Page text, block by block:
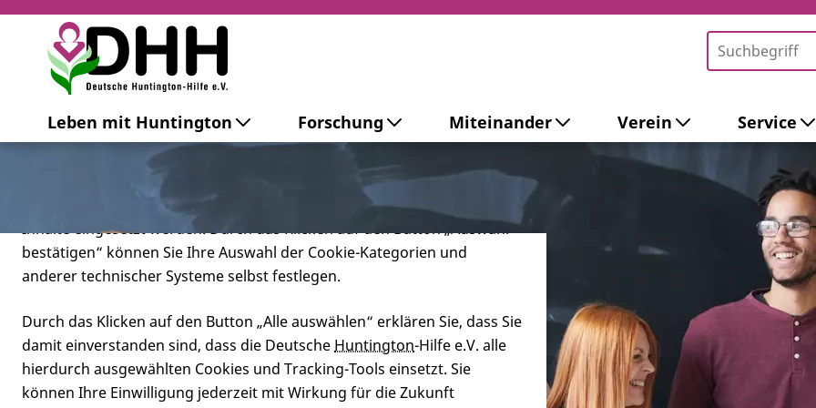
Leben mit Huntington Forschung Miteinander Verein Service
Cookie-Einstellungen
Diese Webseite setzt verschiedene Cookies und Tracking-Tools ein. Dies
beinhaltet Cookies und Tracking-Tools, die für den Betrieb der Webseite
technisch notwendig sind, die zu statistischen Zwecken sowie zur
besseren Bedienbarkeit der Webseite und zur Anzeige personalisierter
Inhalte eingesetzt werden. Durch das Klicken auf den Button „Auswahl
bestätigen“ können Sie Ihre Auswahl der Cookie-Kategorien und
anderer technischer Systeme selbst festlegen.
Durch das Klicken auf den Button „Alle auswählen“ erklären Sie, dass Sie
damit einverstanden sind, dass die DeutscheHuntington-Hilfe e.V. alle
hierdurch ausgewählten Cookies und Tracking-Tools einsetzt. Sie
können Ihre Einwilligung jederzeit mit Wirkung für die Zukunft